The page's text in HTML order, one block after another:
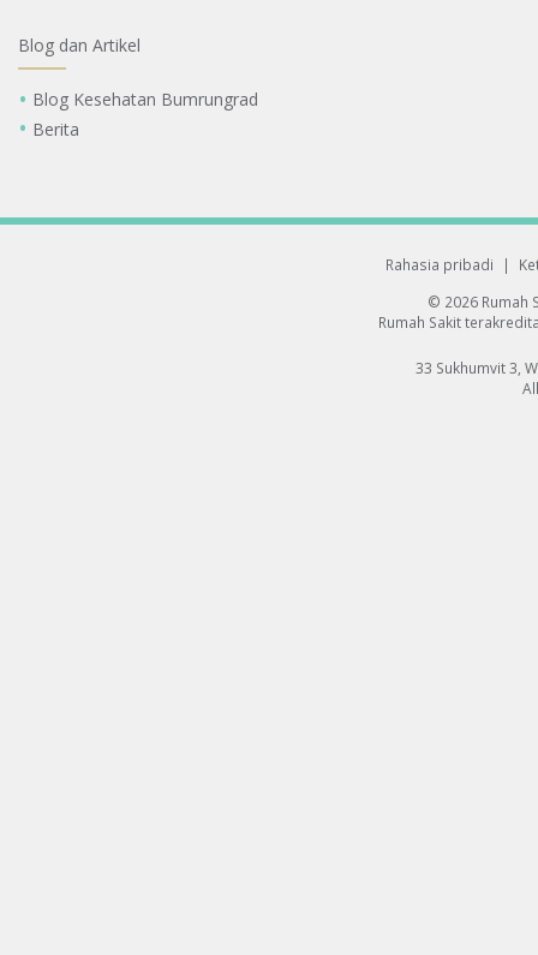
Blog dan Artikel
Blog Kesehatan Bumrungrad
Berita
Rahasia pribadi |
© 2026 Rumah
Rumah Sakit
33 Sukhumvit 3,